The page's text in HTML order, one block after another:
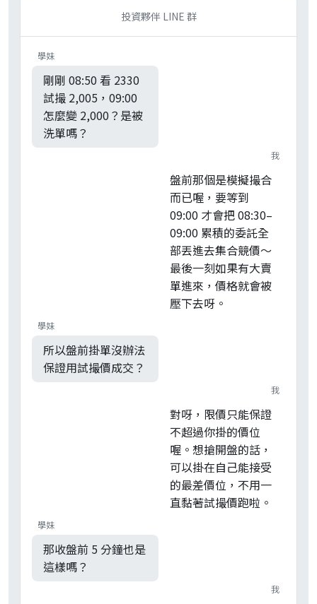
投資夥伴 LINE 群
學妹
剛剛 08:50 看 2330
試撮 2,005，09:00
怎麼變 2,000？是被
洗單嗎？
我
盤前那個是模擬撮合
而已喔，要等到
09:00 才會把 08:30–
09:00 累積的委託全
部丟進去集合競價～
最後一刻如果有大賣
單進來，價格就會被
壓下去呀。
學妹
所以盤前掛單沒辦法
保證用試撮價成交？
我
對呀，限價只能保證
不超過你掛的價位
喔。想搶開盤的話，
可以掛在自己能接受
的最差價位，不用一
直黏著試撮價跑啦。
學妹
那收盤前 5 分鐘也是
這樣嗎？
我